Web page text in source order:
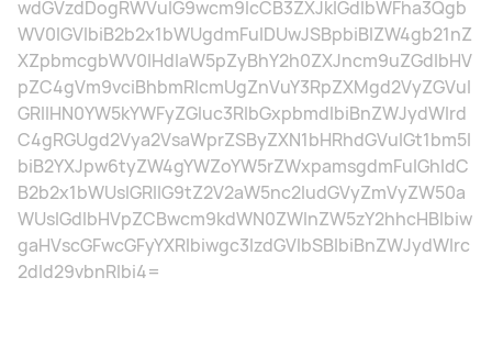
wdGVzdDogRWVuIG9wcm9lcCB3ZXJkIGdlbWFha3Qgb
WV0IGVlbiB2b2x1bWUgdmFuIDUwJSBpbiBlZW4gb21nZ
XZpbmcgbWV0IHdlaW5pZyBhY2h0ZXJncm9uZGdlbHV
pZC4gVm9vciBhbmRlcmUgZnVuY3RpZXMgd2VyZGVuI
GRlIHN0YW5kYWFyZGluc3RlbGxpbmdlbiBnZWJydWlrd
C4gRGUgd2Vya2VsaWprZSByZXN1bHRhdGVuIGt1bm5l
biB2YXJpw6tyZW4gYWZoYW5rZWxpamsgdmFuIGhldC
B2b2x1bWUsIGRlIG9tZ2V2aW5nc2ludGVyZmVyZW50a
WUsIGdlbHVpZCBwcm9kdWN0ZWlnZW5zY2hhcHBlbiw
gaHVscGFwcGFyYXRlbiwgc3lzdGVlbSBlbiBnZWJydWlrc
2dld29vbnRlbi4=